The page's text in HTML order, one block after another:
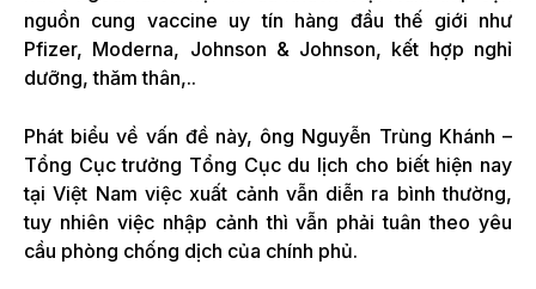
nguồn cung vaccine uy tín hàng đầu thế giới như
Pfizer, Moderna, Johnson & Johnson, kết hợp nghỉ
dưỡng, thăm thân,..
Phát biểu về vấn đề này, ông Nguyễn Trùng Khánh –
Tổng Cục trưởng Tổng Cục du lịch cho biết hiện nay
tại Việt Nam việc xuất cảnh vẫn diễn ra bình thường,
tuy nhiên việc nhập cảnh thì vẫn phải tuân theo yêu
cầu phòng chống dịch của chính phủ.